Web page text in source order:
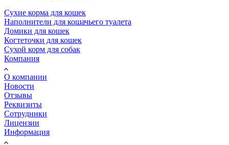
Сухие корма для кошек
Наполнители для кошачьего туалета
Домики для кошек
Когтеточки для кошек
Сухой корм для собак
Компания
О компании
Новости
Отзывы
Реквизиты
Сотрудники
Лицензии
Информация